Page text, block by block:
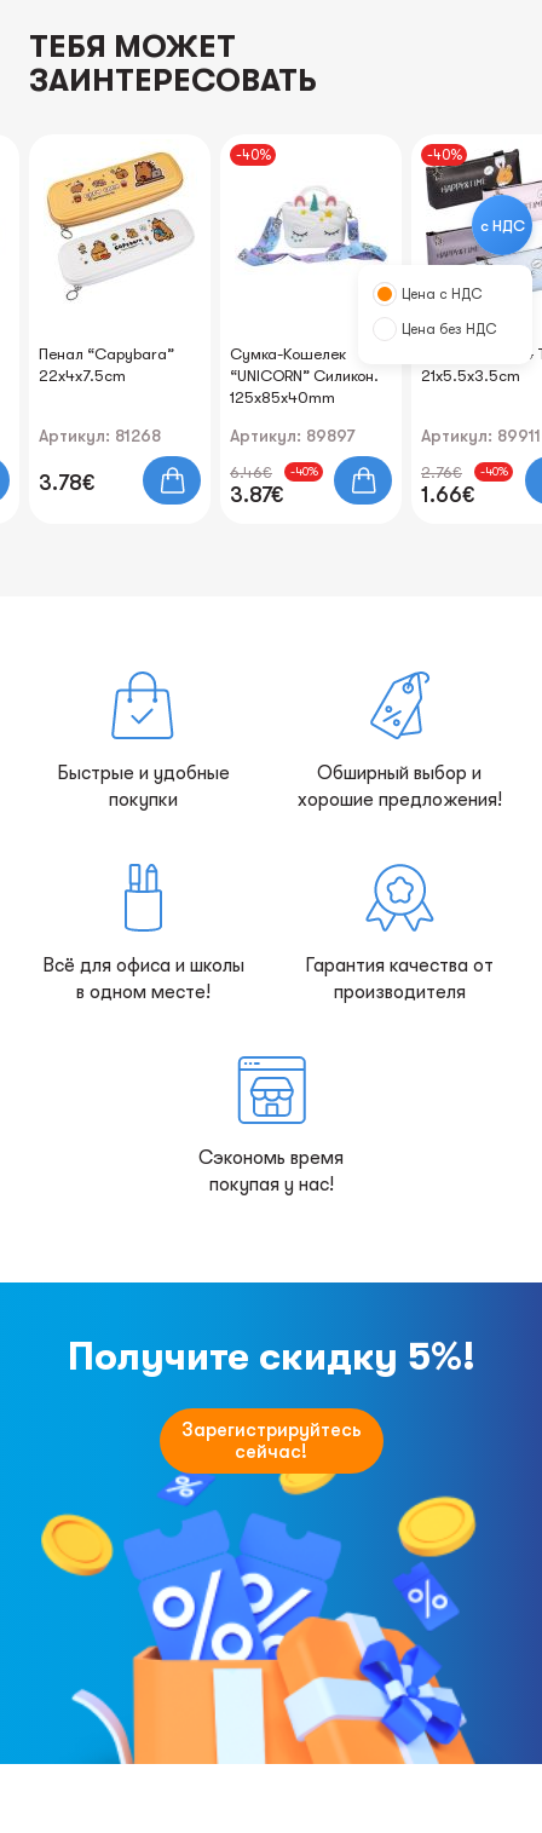
ТЕБЯ МОЖЕТ
ЗАИНТЕРЕСОВАТЬ
Пенал “Capybara”
22x4x7.5cm
Артикул: 81268
3.78€
-40%
Cумка-Kошелек
“UNICORN” Силикон.
125x85x40mm
Артикул: 89897
6.46€ -40%
3.87€
-40%
Пенал "Happy &
21x5.5x3.5cm
Артикул: 89911
2.76€ -40%
1.66€
с НДС
Цена с НДС
Цена без НДС
Быстрые и удобные
покупки
Обширный выбор и
хорошие предложения!
Всё для офиса и школы
в одном месте!
Гарантия качества от
производителя
Сэкономь время
покупая у нас!
Получите скидку 5%!
Зарегистрируйтесь
сейчас!